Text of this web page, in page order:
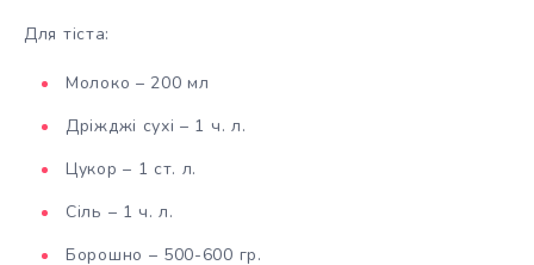
Для тіста:
Молоко – 200 мл
Дріжджі сухі – 1 ч. л.
Цукор – 1 ст. л.
Сіль – 1 ч. л.
Борошно – 500-600 гр.